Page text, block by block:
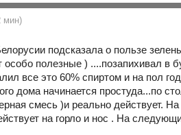
мин)
подсказала о пользе
полезные ) ....позапихивал в
все это 60% спиртом и на пол
дома начинается простуда...по
смесь )и реально действует.
на горло и нос . На